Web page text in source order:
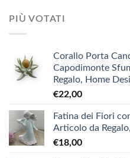
PIÙ VOTATI
Corallo Porta
Capodimonte
Regalo, Home
€22,00
Fatina dei Fiori
Articolo da
€18,00